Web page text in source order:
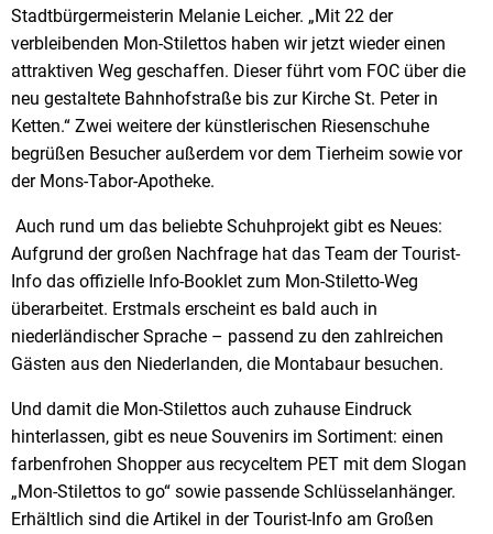
Stadtbürgermeisterin Melanie Leicher. „Mit 22 der
verbleibenden Mon-Stilettos haben wir jetzt wieder einen
attraktiven Weg geschaffen. Dieser führt vom FOC über die
neu gestaltete Bahnhofstraße bis zur Kirche St. Peter in
Ketten.“ Zwei weitere der künstlerischen Riesenschuhe
begrüßen Besucher außerdem vor dem Tierheim sowie vor
der Mons-Tabor-Apotheke.
Auch rund um das beliebte Schuhprojekt gibt es Neues:
Aufgrund der großen Nachfrage hat das Team der Tourist-
Info das offizielle Info-Booklet zum Mon-Stiletto-Weg
überarbeitet. Erstmals erscheint es bald auch in
niederländischer Sprache – passend zu den zahlreichen
Gästen aus den Niederlanden, die Montabaur besuchen.
Und damit die Mon-Stilettos auch zuhause Eindruck
hinterlassen, gibt es neue Souvenirs im Sortiment: einen
farbenfrohen Shopper aus recyceltem PET mit dem Slogan
„Mon-Stilettos to go“ sowie passende Schlüsselanhänger.
Erhältlich sind die Artikel in der Tourist-Info am Großen